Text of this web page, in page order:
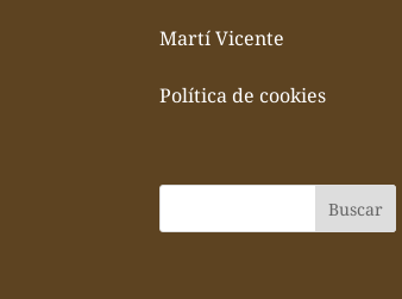
Martí Vicente
Política de cookies